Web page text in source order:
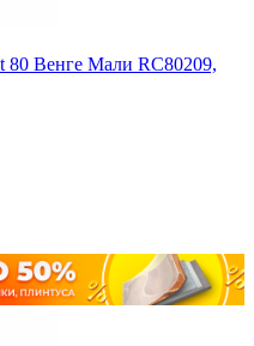
80 Венге Мали RC80209,